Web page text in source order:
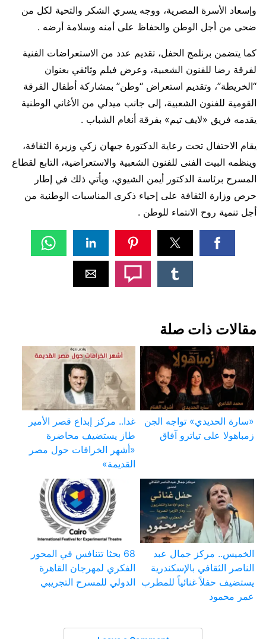
وإسعاد الأسرة المصرية، ووجه يسري الشكر والتحية لكل من
ضحى من أجل الوطن والحفاظ على أمنه وسلامة أرضه .
كما يتضمن برنلمج الحفل، تقديم عدد من الاستعراضات الفنية
لفرقة رضا للفنون الشعبية، وعرض فيلم وثائقي بعنوان
“الخريطة”، وتقديم استعراض “وطن” بمشاركة أطفال الفرقة
القومية للفنون الشعبية، إلى جانب ميدلي من الأغاني الوطنية
يقدمه فريق «لايف تيم» بفرقة أنغام الشباب .
يقام الاحتفال تحت رعاية الدكتورة جيهان زكي وزيرة الثقافة،
وينظمه البيت الفنى للفنون الشعبية والاستعراضية، التابع لقطاع
المسرح برئاسة الدكتور أيمن الشيوي، ويأتي ذلك في إطار
حرص وزارة الثقافة على إحياء ذكرى المناسبات الوطنية من
أجل تنمية روح الانتماء للوطن .
مقالات ذات صلة
«سارة الحديدي» تواجه الجن
زمباهولا على تياترو آفاق
غدا.. مركز إبداع قصر الأمير
طاز يستضيف محاضرة
«أشهر الخرافات حول مصر
القديمة»
الخميس.. مركز جمال عبد
الناصر الثقافي بالإسكندرية
يستضيف حفلاً غنائياً للمطرب
عمر محمود
68 بحثا تتنافس في المحور
الفكري لمهرجان القاهرة
الدولي للمسرح التجريبي